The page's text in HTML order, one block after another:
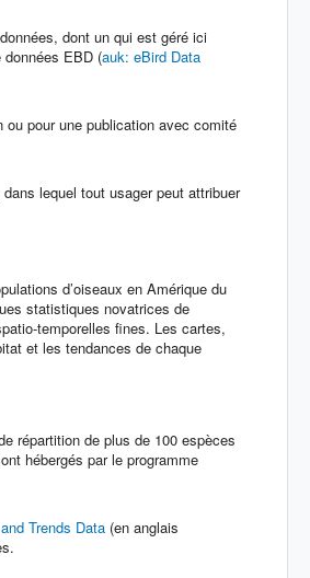
dont un qui est géré ici
données EBD (auk: eBird Data
pour une publication avec comité
lequel tout usager peut attribuer
d’oiseaux en Amérique du
statistiques novatrices de
temporelles fines. Les cartes,
et les tendances de chaque
répartition de plus de 100 espèces
hébergés par le programme
Trends Data (en anglais